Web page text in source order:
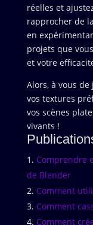
réelles et
rapprocher de
en
projets que
et votre
Alors, à vous
vos textures
vos scènes
vivants !
Comprendre
de Blender
Comment
Comment
Comment